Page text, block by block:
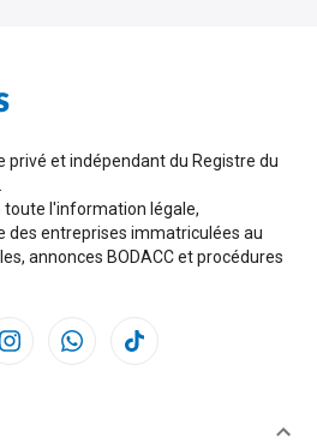
privé et indépendant du Registre du
toute l'information légale,
des entreprises immatriculées au
annonces BODACC et procédures